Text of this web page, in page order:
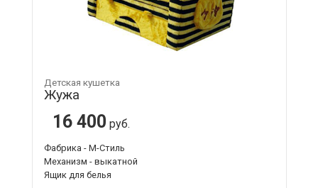
Детская кушетка
Жужа
16 400 руб.
Фабрика - М-Стиль
Механизм - выкатной
Ящик для белья